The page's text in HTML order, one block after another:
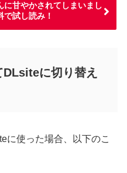
に甘やかされてしまいまし
試し読み！
に切り替え
に使った場合、以下のこ